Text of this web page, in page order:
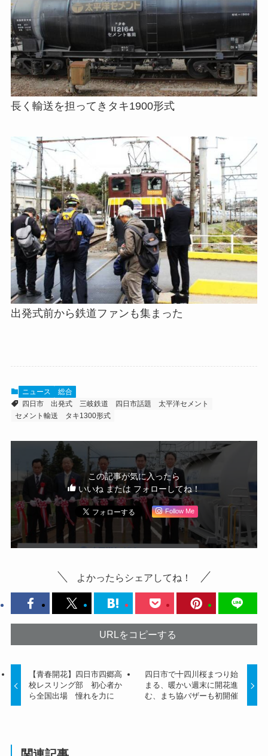
長く輸送を担ってきタキ1900形式
出発式前から鉄道ファンも集まった
ニュース
総合
四日市
出発式 三岐鉄道 四日市話題
太平洋セメント
セメント輸送
タキ1300形式
この記事が気に入ったら
いいね または フォローしてね！
Follow Me
よかったらシェアしてね！
URLをコピーする
【青春開花】四日市四郷高
校レスリング部 初心者か
ら全国出場 憧れを力に
四日市で十四川桜まつり始
まる、暖かい週末に開花進
む、まち協バザーも初開催